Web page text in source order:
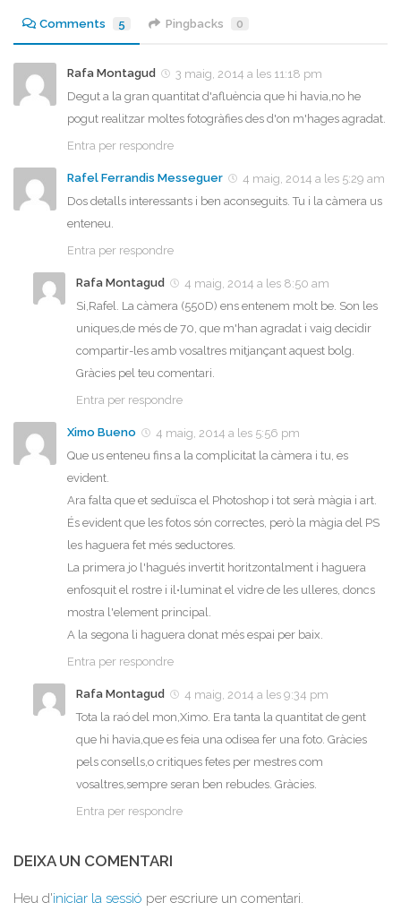
Comments 5 Pingbacks 0
Rafa Montagud
3 maig, 2014 a les 11:18 pm
Degut a la gran quantitat d'afluència que hi havia,no he
pogut realitzar moltes fotogràfies des d'on m'hages agradat.
Entra per respondre
Rafel Ferrandis Messeguer
4 maig, 2014 a les 5:29 am
Dos detalls interessants i ben aconseguits. Tu i la càmera us
enteneu.
Entra per respondre
Rafa Montagud
4 maig, 2014 a les 8:50 am
Si,Rafel. La càmera (550D) ens entenem molt be. Son les
uniques,de més de 70, que m'han agradat i vaig decidir
compartir-les amb vosaltres mitjançant aquest bolg.
Gràcies pel teu comentari.
Entra per respondre
Ximo Bueno
4 maig, 2014 a les 5:56 pm
Que us enteneu fins a la complicitat la càmera i tu, es
evident.
Ara falta que et seduïsca el Photoshop i tot serà màgia i art.
És evident que les fotos són correctes, però la màgia del PS
les haguera fet més seductores.
La primera jo l'hagués invertit horitzontalment i haguera
enfosquit el rostre i il•luminat el vidre de les ulleres, doncs
mostra l'element principal.
A la segona li haguera donat més espai per baix.
Entra per respondre
Rafa Montagud
4 maig, 2014 a les 9:34 pm
Tota la raó del mon,Ximo. Era tanta la quantitat de gent
que hi havia,que es feia una odisea fer una foto. Gràcies
pels consells,o critiques fetes per mestres com
vosaltres,sempre seran ben rebudes. Gràcies.
Entra per respondre
DEIXA UN COMENTARI
Heu d'iniciar la sessió per escriure un comentari.